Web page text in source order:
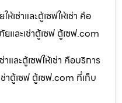
เช่าและตู้เซฟให้เช่า คือ
และเช่าตู้เซฟ ตู้เซฟ.com
และตู้เซฟให้เช่า คือบริการ
าตู้เซฟ ตู้เซฟ.com ที่เก็บ